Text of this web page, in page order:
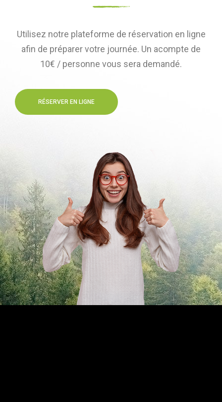
Utilisez notre plateforme de réservation en ligne
afin de préparer votre journée. Un acompte de
10€ / personne vous sera demandé.
RÉSERVER EN LIGNE